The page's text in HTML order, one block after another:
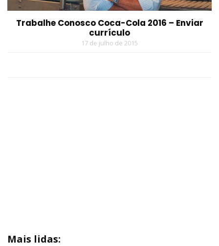
Trabalhe Conosco Coca-Cola 2016 – Enviar
currículo
17 de julho de 2015
Mais lidas: